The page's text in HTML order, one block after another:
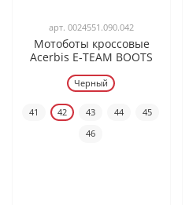
арт. 0024551.090.042
Мотоботы кроссовые
Acerbis E-TEAM BOOTS
Черный
41 42 43 44
45
46